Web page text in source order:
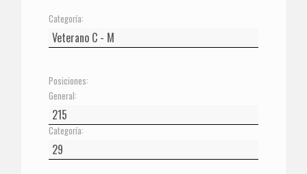
Categoría:
Posiciones:
General:
Categoría: